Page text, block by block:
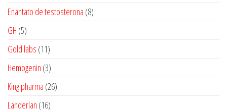
produtos
Enantato de testosterona 88
GH 55
produtos
Gold labs 1111
produtos
Hemogenin 33
produtos
King pharma 2626
Landerlan 1616